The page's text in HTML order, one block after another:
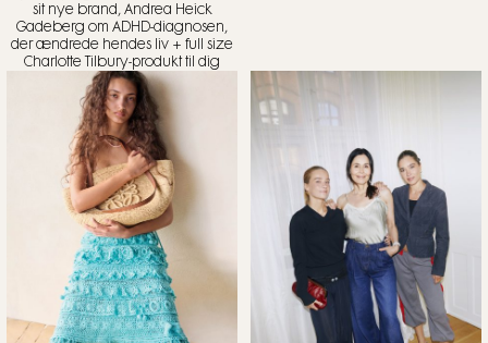
sit nye brand, Andrea Heick
Gadeberg om ADHD-diagnosen,
der ændrede hendes liv + full size
Charlotte Tilbury-produkt til dig